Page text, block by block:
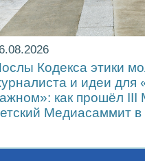
Кодекса этики
и идеи для
как прошёл
Медиасаммит